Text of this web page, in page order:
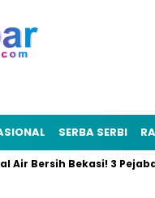
SERBA SERBI
Bekasi! 3 Pejabat Jadi